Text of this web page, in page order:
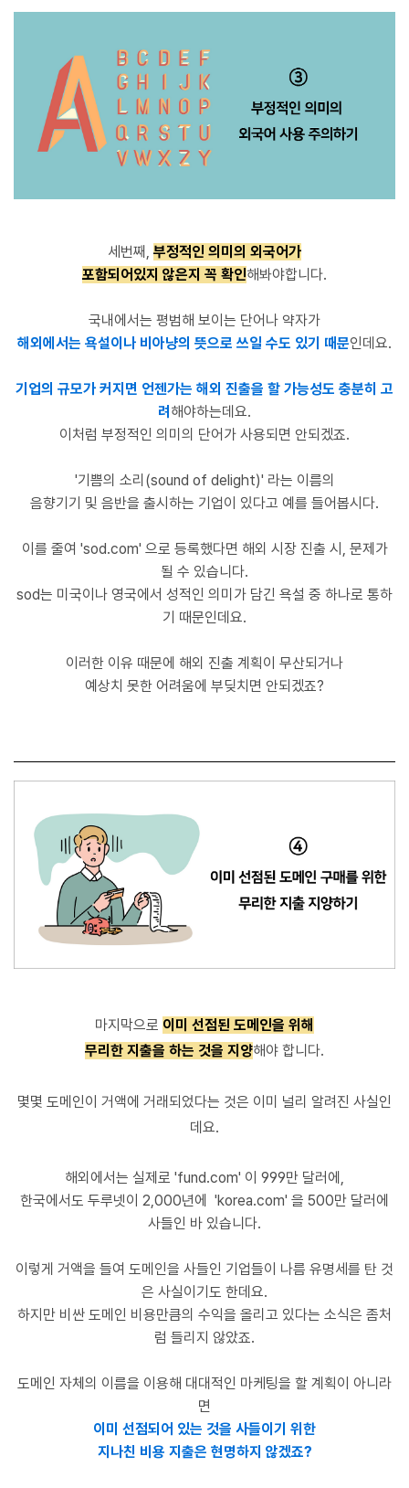
세번째, 부정적인 의미의 외국어가
포함되어있지 않은지 꼭 확인해봐야합니다.
국내에서는 평범해 보이는 단어나 약자가
해외에서는 욕설이나 비아냥의 뜻으로 쓰일 수도 있기 때문인데요.
기업의 규모가 커지면 언젠가는 해외 진출을 할 가능성도 충분히 고
려 해야하는데요.
이처럼 부정적인 의미의 단어가 사용되면 안되겠죠.
'기쁨의 소리 (sound of delight)' 라는 이름의
음향기기 및 음반을 출시하는 기업이 있다고 예를 들어봅시다.
이를 줄여 'sod.com' 으로 등록했다면 해외 시장 진출 시 , 문제가
될 수 있습니다.
sod는 미국이나 영국에서 성적인 의미가 담긴 욕설 중 하나로 통하
기 때문인데요.
이러한 이유 때문에 해외 진출 계획이 무산되거나
예상치 못한 어려움에 부딪치면 안되겠죠?
마지막으로 이미 선점된 도메인을 위해
무리한 지출을 하는 것을 지양해야 합니다.
몇몇 도메인이 거액에 거래되었다는 것은 이미 널리 알려진 사실인
데요.
해외에서는 실제로 'fund.com' 이 999만 달러에,
한국에서도 두루넷이 2,000년에 'korea.com' 을 500만 달러에
사들인 바 있습니다.
이렇게 거액을 들여 도메인을 사들인 기업들이 나름 유명세를 탄 것
은 사실이기도 한데요.
하지만 비싼 도메인 비용만큼의 수익을 올리고 있다는 소식은 좀처
럼 들리지 않았죠.
도메인 자체의 이름을 이용해 대대적인 마케팅을 할 계획이 아니라
면
이미 선점되어 있는 것을 사들이기 위한
지나친 비용 지출은 현명하지 않겠죠?